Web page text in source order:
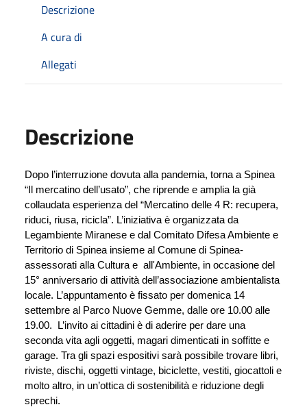
Descrizione
A cura di
Allegati
Descrizione
Dopo l’interruzione dovuta alla pandemia, torna a Spinea
“Il mercatino dell’usato”, che riprende e amplia la già
collaudata esperienza del “Mercatino delle 4 R: recupera,
riduci, riusa, ricicla”. L’iniziativa è organizzata da
Legambiente Miranese e dal Comitato Difesa Ambiente e
Territorio di Spinea insieme al Comune di Spinea-
assessorati alla Cultura e  all'Ambiente, in occasione del
15° anniversario di attività dell’associazione ambientalista
locale. L’appuntamento è fissato per domenica 14
settembre al Parco Nuove Gemme, dalle ore 10.00 alle
19.00.  L’invito ai cittadini è di aderire per dare una
seconda vita agli oggetti, magari dimenticati in soffitte e
garage. Tra gli spazi espositivi sarà possibile trovare libri,
riviste, dischi, oggetti vintage, biciclette, vestiti, giocattoli e
molto altro, in un’ottica di sostenibilità e riduzione degli
sprechi.